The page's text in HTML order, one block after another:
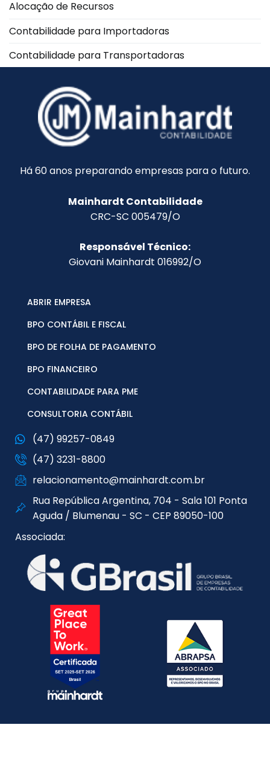
Alocação de Recursos
Contabilidade para Importadoras
Contabilidade para Transportadoras
Há 60 anos preparando empresas para o futuro.
Mainhardt Contabilidade
CRC-SC 005479/O
Responsável Técnico:
Giovani Mainhardt 016992/O
ABRIR EMPRESA
BPO CONTÁBIL E FISCAL
BPO DE FOLHA DE PAGAMENTO
BPO FINANCEIRO
CONTABILIDADE PARA PME
CONSULTORIA CONTÁBIL
(47) 99257-0849
(47) 3231-8800
relacionamento@mainhardt.com.br
Rua República Argentina, 704 - Sala 101 Ponta
Aguda / Blumenau - SC - CEP 89050-100
Associada: